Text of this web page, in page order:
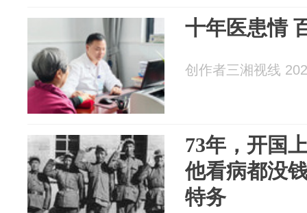
十年医患情
创作者三湘视线
73年，开国
他看病都没
特务